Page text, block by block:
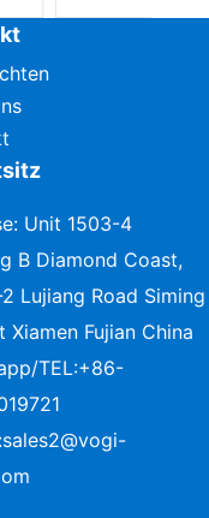
Unit 1503-4
B Diamond Coast,
Lujiang Road Siming
Xiamen Fujian China
TEL:+86-
sales2@vogi-